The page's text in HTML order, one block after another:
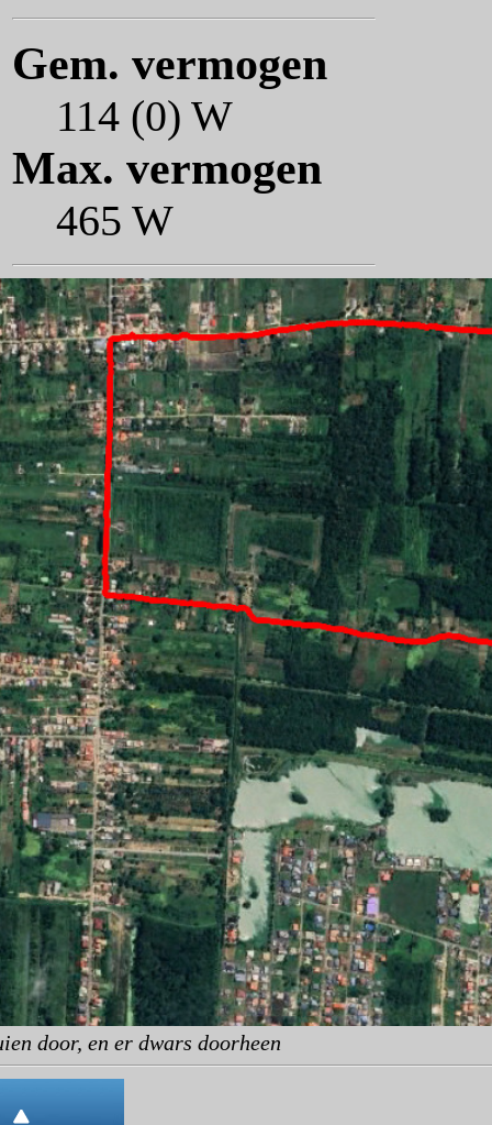
Gem. vermogen
114 (0) W
Max. vermogen
465 W
door, en er dwars doorheen